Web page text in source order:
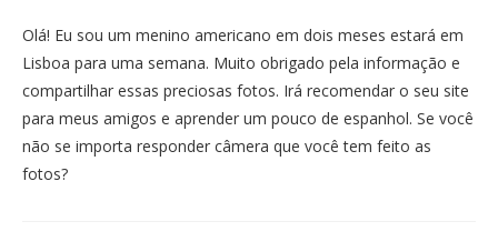
Olá! Eu sou um menino americano em dois meses estará em
Lisboa para uma semana. Muito obrigado pela informação e
compartilhar essas preciosas fotos. Irá recomendar o seu site
para meus amigos e aprender um pouco de espanhol. Se você
não se importa responder câmera que você tem feito as
fotos?